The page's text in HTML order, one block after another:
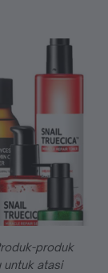
produk
untuk atasi